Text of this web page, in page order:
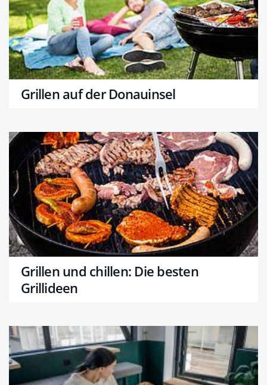
Grillen auf der Donauinsel
Grillen und chillen: Die besten
Grillideen